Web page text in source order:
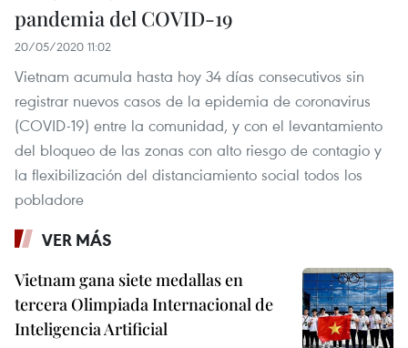
pandemia del COVID-19
20/05/2020 11:02
Vietnam acumula hasta hoy 34 días consecutivos sin
registrar nuevos casos de la epidemia de coronavirus
(COVID-19) entre la comunidad, y con el levantamiento
del bloqueo de las zonas con alto riesgo de contagio y
la flexibilización del distanciamiento social todos los
pobladore
VER MÁS
Vietnam gana siete medallas en
tercera Olimpiada Internacional de
Inteligencia Artificial